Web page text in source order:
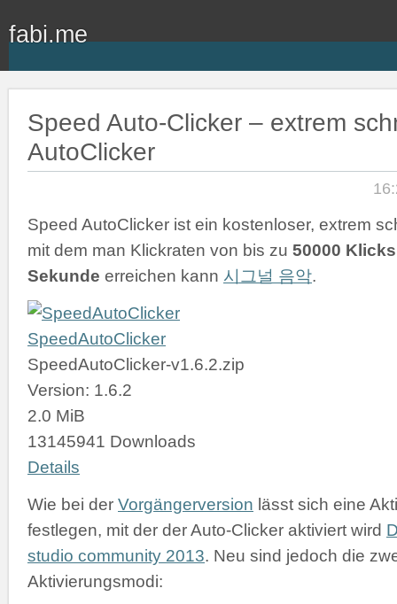
fabi.me
Speed Auto-Clicker – extrem
AutoClicker
Speed AutoClicker ist ein kostenloser, extrem
mit dem man Klickraten von bis zu 50000
Sekunde erreichen kann 시그널 음악.
SpeedAutoClicker
SpeedAutoClicker-v1.6.2.zip
Version: 1.6.2
2.0 MiB
13145941 Downloads
Details
Wie bei der Vorgängerversion lässt sich eine
festlegen, mit der der Auto-Clicker aktiviert wird
studio community 2013. Neu sind jedoch die
Aktivierungsmodi: